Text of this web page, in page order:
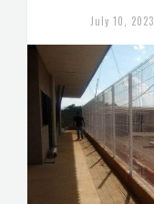
July 10, 2023